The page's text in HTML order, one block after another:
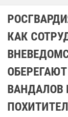
КАК
ВАНДАЛОВ